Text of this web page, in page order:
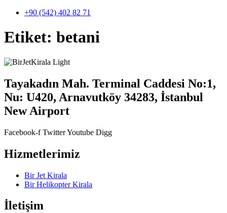
+90 (542) 402 82 71
Etiket: betani
Tayakadın Mah. Terminal Caddesi No:1,
Nu: U420, Arnavutköy 34283, İstanbul
New Airport
Facebook-f TwitterYoutube Digg
Hizmetlerimiz
Bir Jet Kirala
Bir Helikopter Kirala
İletişim